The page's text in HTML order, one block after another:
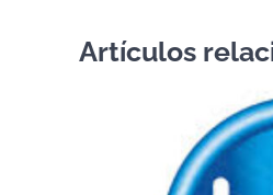
Artículos